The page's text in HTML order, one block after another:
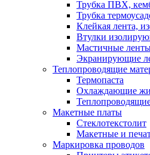
Трубка ПВХ,
Трубка
Клейкая лента,
Втулки
Мастичные
Экранирующие
Теплопроводящие
Термопаста
Охлаждающие
Макетные платы
Стеклотекстолит
Макетные и
Маркировка проводов